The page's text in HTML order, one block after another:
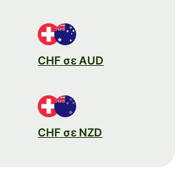
CHF σε AUD
CHF σε NZD